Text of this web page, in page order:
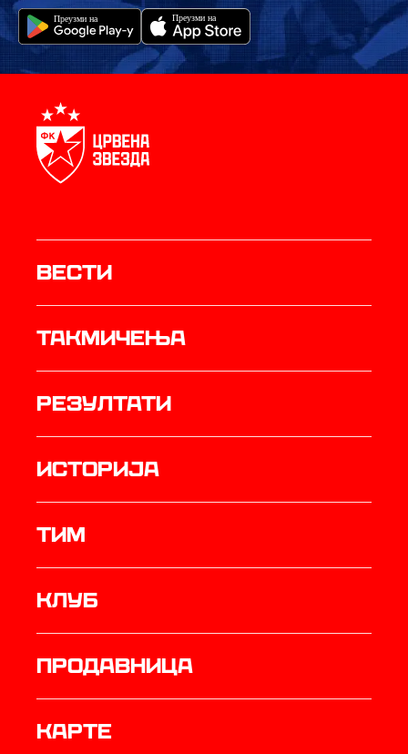
Вести
Такмичења
резултати
историја
ТИМ
Клуб
продавница
Карте